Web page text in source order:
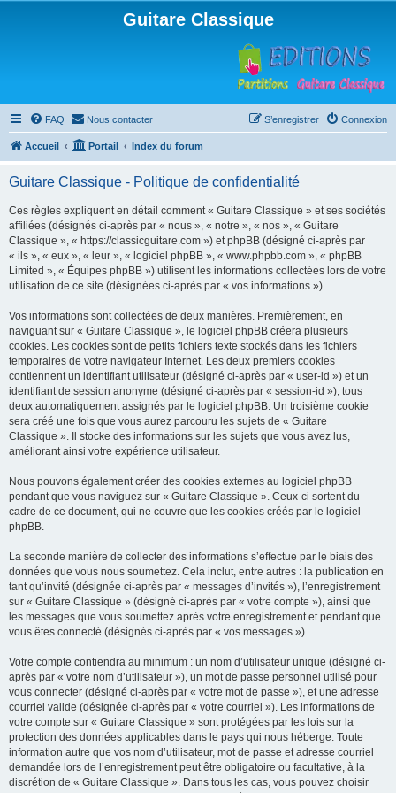
Guitare Classique
FAQ Nous contacter Connexion
S’enregistrer
Accueil Portail Index du forum
Guitare Classique - Politique de confidentialité
Ces règles expliquent en détail comment « Guitare Classique » et ses sociétés
affiliées (désignés ci-après par « nous », « notre », « nos », « Guitare
Classique », « https://classicguitare.com ») et phpBB (désigné ci-après par
« ils », « eux », « leur », « logiciel phpBB », « www.phpbb.com », « phpBB
Limited », « Équipes phpBB ») utilisent les informations collectées lors de votre
utilisation de ce site (désignées ci-après par « vos informations »).
Vos informations sont collectées de deux manières. Premièrement, en
naviguant sur « Guitare Classique », le logiciel phpBB créera plusieurs
cookies. Les cookies sont de petits fichiers texte stockés dans les fichiers
temporaires de votre navigateur Internet. Les deux premiers cookies
contiennent un identifiant utilisateur (désigné ci-après par « user-id ») et un
identifiant de session anonyme (désigné ci-après par « session-id »), tous
deux automatiquement assignés par le logiciel phpBB. Un troisième cookie
sera créé une fois que vous aurez parcouru les sujets de « Guitare
Classique ». Il stocke des informations sur les sujets que vous avez lus,
améliorant ainsi votre expérience utilisateur.
Nous pouvons également créer des cookies externes au logiciel phpBB
pendant que vous naviguez sur « Guitare Classique ». Ceux-ci sortent du
cadre de ce document, qui ne couvre que les cookies créés par le logiciel
phpBB.
La seconde manière de collecter des informations s’effectue par le biais des
données que vous nous soumettez. Cela inclut, entre autres : la publication en
tant qu’invité (désignée ci-après par « messages d’invités »), l’enregistrement
sur « Guitare Classique » (désigné ci-après par « votre compte »), ainsi que
les messages que vous soumettez après votre enregistrement et pendant que
vous êtes connecté (désignés ci-après par « vos messages »).
Votre compte contiendra au minimum : un nom d’utilisateur unique (désigné ci-
après par « votre nom d’utilisateur »), un mot de passe personnel utilisé pour
vous connecter (désigné ci-après par « votre mot de passe »), et une adresse
courriel valide (désignée ci-après par « votre courriel »). Les informations de
votre compte sur « Guitare Classique » sont protégées par les lois sur la
protection des données applicables dans le pays qui nous héberge. Toute
information autre que vos nom d’utilisateur, mot de passe et adresse courriel
demandée lors de l’enregistrement peut être obligatoire ou facultative, à la
discrétion de « Guitare Classique ». Dans tous les cas, vous pouvez choisir